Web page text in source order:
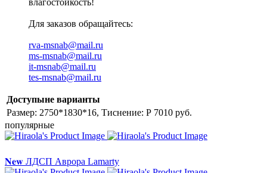
Для заказов обращайтесь:
rva-msnab@mail.ru
ms-msnab@mail.ru
it-msnab@mail.ru
tes-msnab@mail.ru
Доступыне варианты
Размер: 2750*1830*16, Тиснение: P 7010 руб.
популярные
𝐍𝐞𝐰 ЛДСП Аврора Lamarty